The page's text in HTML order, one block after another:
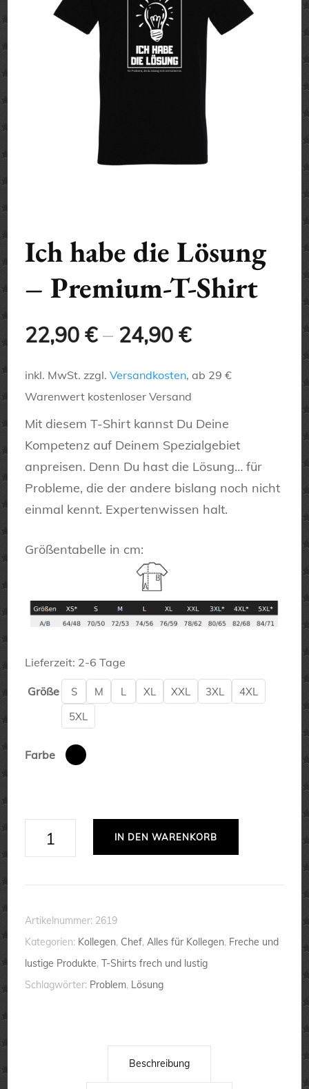
Ich habe die Lösung
– Premium-T-Shirt
22,90€– 24,90€
inkl. MwSt. zzgl.Versandkosten, ab 29 €
Warenwert kostenloser Versand
Mit diesem T-Shirt kannst Du Deine
Kompetenz auf Deinem Spezialgebiet
anpreisen. Denn Du hast die Lösung… für
Probleme, die der andere bislang noch nicht
einmal kennt. Expertenwissen halt.
Größentabelle in cm:
Lieferzeit: 2-6 Tage
Größe S M L XL XXL 3XL
4XL
5XL
Farbe
-
Premium-
T-
Shirt
IN DEN WARENKORB
Artikelnummer: 2619
Kategorien: Kollegen, Chef,Alles für Kollegen, Freche und
lustige Produkte,T-Shirts frech und lustig
Schlagwörter: Problem, Lösung
Beschreibung